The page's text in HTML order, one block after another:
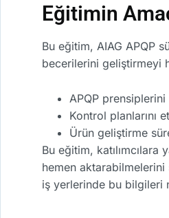
Eğitimin
Bu eğitim, AIAG APQP
becerilerini geliştirmeyi
APQP
Kontrol planlarını
Ürün geliştirme
Bu eğitim,
hemen aktarabilmelerini
iş yerlerinde bu bilgileri